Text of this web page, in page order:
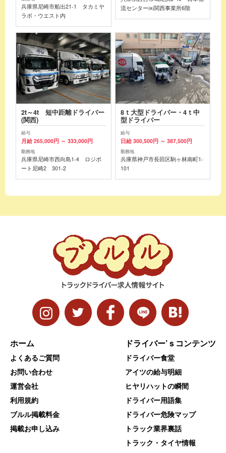
兵庫県尼崎市船出21-1 タカミヤ
ラボ・ウエスト内
流センター㈱関西事業所6階
2t～4t 短中距離ドライバー
(関西)
給与
月給 265,000円 ～ 333,000円
勤務地
兵庫県尼崎市西向島1-4 ロジポ
ート尼崎2 301-2
8ｔ大型ドライバー・4ｔ中
型ドライバー
給与
日給 300,500円 ～ 387,500円
勤務地
兵庫県神戸市長田区駒ヶ林南町1-
101
ホーム
よくあるご質問
お問い合わせ
運営会社
利用規約
ブルル掲載料金
掲載お申し込み
ドライバー’ｓコンテンツ
ドライバー食堂
アイツの給与明細
ヒヤリハットの瞬間
ドライバー用語集
ドライバー危険マップ
トラック業界裏話
トラック・タイヤ情報